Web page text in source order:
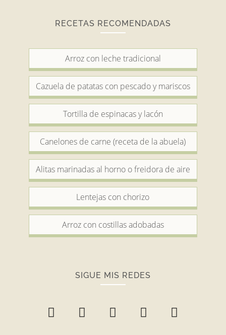
RECETAS RECOMENDADAS
Arroz con leche tradicional
Cazuela de patatas con pescado y mariscos
Tortilla de espinacas y lacón
Canelones de carne (receta de la abuela)
Alitas marinadas al horno o freidora de aire
Lentejas con chorizo
Arroz con costillas adobadas
SIGUE MIS REDES